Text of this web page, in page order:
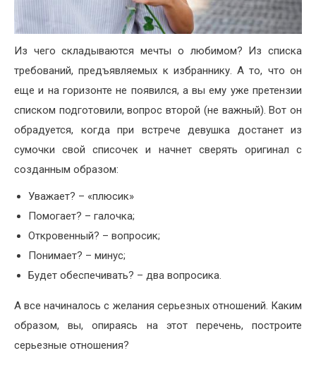
Из чего складываются мечты о любимом? Из списка
требований, предъявляемых к избраннику. А то, что он
еще и на горизонте не появился, а вы ему уже претензии
списком подготовили, вопрос второй (не важный). Вот он
обрадуется, когда при встрече девушка достанет из
сумочки свой списочек и начнет сверять оригинал с
созданным образом:
Уважает? – «плюсик»
Помогает? – галочка;
Откровенный? – вопросик;
Понимает? – минус;
Будет обеспечивать? – два вопросика.
А все начиналось с желания серьезных отношений. Каким
образом, вы, опираясь на этот перечень, построите
серьезные отношения?